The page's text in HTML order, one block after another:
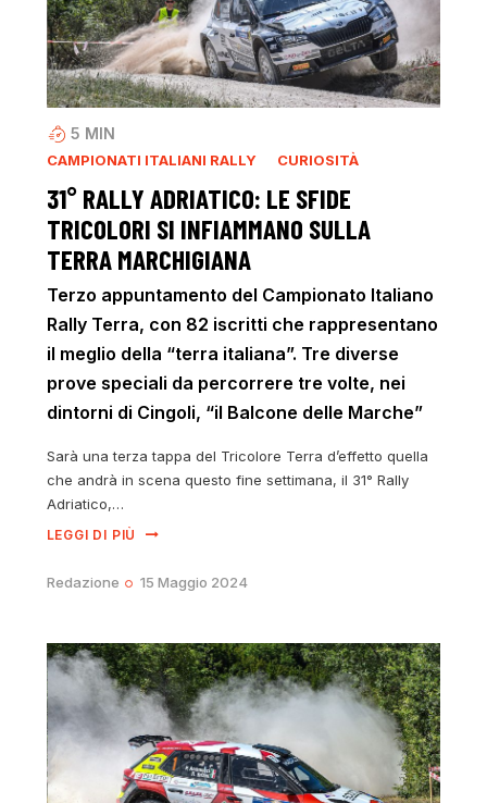
5 MIN
CAMPIONATI ITALIANI RALLY CURIOSITÀ
31° RALLY ADRIATICO: LE SFIDE
TRICOLORI SI INFIAMMANO SULLA
TERRA MARCHIGIANA
Terzo appuntamento del Campionato Italiano
Rally Terra, con 82 iscritti che rappresentano
il meglio della “terra italiana”. Tre diverse
prove speciali da percorrere tre volte, nei
dintorni di Cingoli, “il Balcone delle Marche”
Sarà una terza tappa del Tricolore Terra d’effetto quella
che andrà in scena questo fine settimana, il 31° Rally
Adriatico,…
LEGGI DI PIÙ
Redazione 15 Maggio 2024